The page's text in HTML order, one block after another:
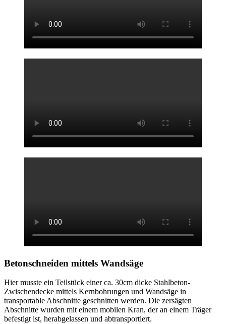
Betonschneiden mittels Wandsäge
Hier musste ein Teilstück einer ca. 30cm dicke Stahlbeton-
Zwischendecke mittels Kernbohrungen und Wandsäge in
transportable Abschnitte geschnitten werden. Die zersägten
Abschnitte wurden mit einem mobilen Kran, der an einem Träger
befestigt ist, herabgelassen und abtransportiert.